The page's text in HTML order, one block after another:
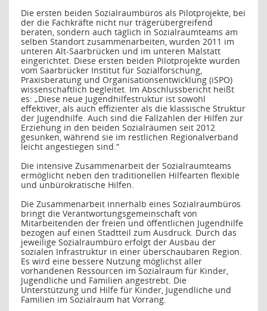
Die ersten beiden Sozialraumbüros als Pilotprojekte, bei
der die Fachkräfte nicht nur trägerübergreifend
beraten, sondern auch täglich in Sozialraumteams am
selben Standort zusammenarbeiten, wurden 2011 im
unteren Alt-Saarbrücken und im unteren Malstatt
eingerichtet. Diese ersten beiden Pilotprojekte wurden
vom Saarbrücker Institut für Sozialforschung,
Praxisberatung und Organisationsentwicklung (iSPO)
wissenschaftlich begleitet. Im Abschlussbericht heißt
es: „Diese neue Jugendhilfestruktur ist sowohl
effektiver, als auch effizienter als die klassische Struktur
der Jugendhilfe. Auch sind die Fallzahlen der Hilfen zur
Erziehung in den beiden Sozialräumen seit 2012
gesunken, während sie im restlichen Regionalverband
leicht angestiegen sind.“
Die intensive Zusammenarbeit der Sozialraumteams
ermöglicht neben den traditionellen Hilfearten flexible
und unbürokratische Hilfen.
Die Zusammenarbeit innerhalb eines Sozialraumbüros
bringt die Verantwortungsgemeinschaft von
Mitarbeitenden der freien und öffentlichen Jugendhilfe
bezogen auf einen Stadtteil zum Ausdruck. Durch das
jeweilige Sozialraumbüro erfolgt der Ausbau der
sozialen Infrastruktur in einer überschaubaren Region.
Es wird eine bessere Nutzung möglichst aller
vorhandenen Ressourcen im Sozialraum für Kinder,
Jugendliche und Familien angestrebt. Die
Unterstützung und Hilfe für Kinder, Jugendliche und
Familien im Sozialraum hat Vorrang.